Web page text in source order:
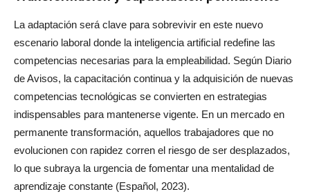
La adaptación será clave para sobrevivir en este nuevo
escenario laboral donde la inteligencia artificial redefine las
competencias necesarias para la empleabilidad. Según Diario
de Avisos, la capacitación continua y la adquisición de nuevas
competencias tecnológicas se convierten en estrategias
indispensables para mantenerse vigente. En un mercado en
permanente transformación, aquellos trabajadores que no
evolucionen con rapidez corren el riesgo de ser desplazados,
lo que subraya la urgencia de fomentar una mentalidad de
aprendizaje constante (Español, 2023).